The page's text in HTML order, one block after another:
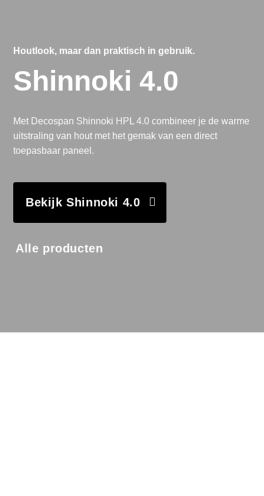
Houtlook, maar dan praktisch in gebruik.
Shinnoki 4.0
Met Decospan Shinnoki HPL 4.0 combineer je de warme
uitstraling van hout met het gemak van een direct
toepasbaar paneel.
Bekijk Shinnoki 4.0
Alle producten